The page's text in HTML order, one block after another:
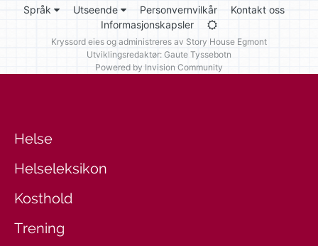
Språk Utseende Personvernvilkår
Kontakt oss
Informasjonskapsler
Kryssord eies og administreres av Story House Egmont
Utviklingsredaktør: Gaute Tyssebotn
Powered by Invision Community
Helse
Helseleksikon
Kosthold
Trening